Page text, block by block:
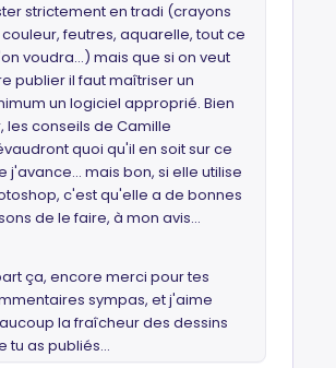
strictement en tradi (crayons
feutres, aquarelle, tout ce
voudra...) mais que si on veut
publier il faut maîtriser un
un logiciel approprié. Bien
les conseils de Camille
quoi qu'il en soit sur ce
j'avance... mais bon, si elle utilise
c'est qu'elle a de bonnes
de le faire, à mon avis...
ça, encore merci pour tes
sympas, et j'aime
la fraîcheur des dessins
tu as publiés...